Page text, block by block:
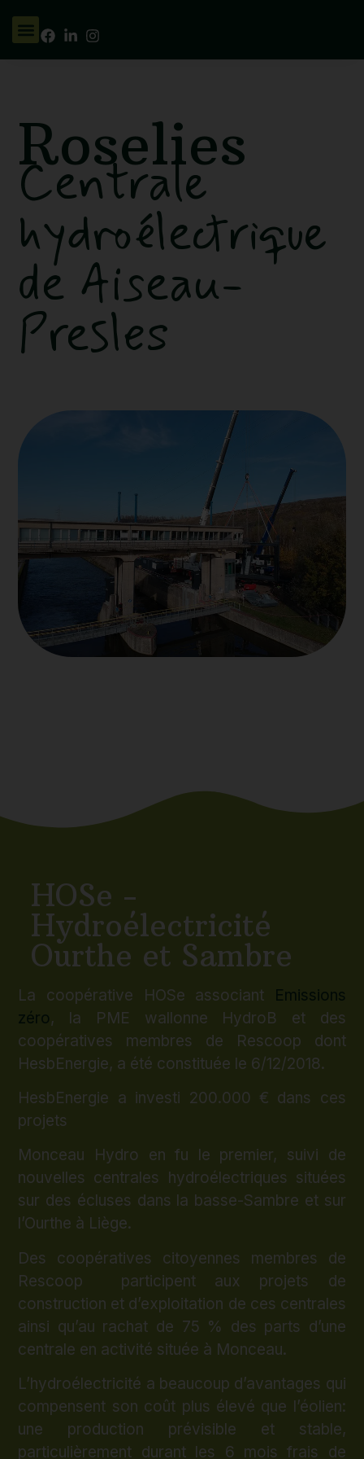
Roselies
Centrale
hydroélectrique
de Aiseau-
Presles
HOSe -
Hydroélectricité
Ourthe et Sambre
La coopérative HOSe associant
Emissions
zéro, la PME wallonne HydroB et des
coopératives membres de Rescoop dont
HesbEnergie, a été constituée le 6/12/2018.
HesbEnergie a investi 200.000 € dans ces
projets
Monceau Hydro en fu le premier, suivi de
nouvelles centrales hydroélectriques situées
sur des écluses dans la basse-Sambre et sur
l’Ourthe à Liège.
Des coopératives citoyennes membres de
Rescoop participent aux projets de
construction et d’exploitation de ces centrales
ainsi qu’au rachat de 75 % des parts d’une
centrale en activité située à Monceau.
L’hydroélectricité a beaucoup d’avantages qui
compensent son coût plus élevé que l’éolien:
une production prévisible et stable,
particulièrement durant les 6 mois frais de